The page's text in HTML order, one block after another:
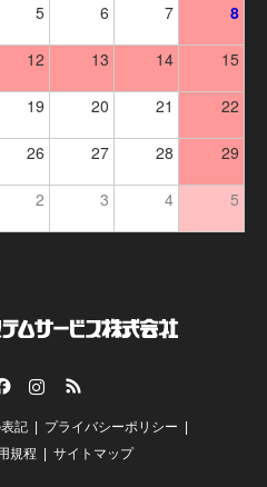
5 6 7 8
12 13 14 15
19 20 21 22
26 27 28 29
2 3 4 5
記
プライバシーポリシー
規程
サイトマップ